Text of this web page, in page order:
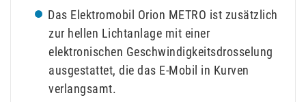
Das Elektromobil Orion METRO ist zusätzlich
zur hellen Lichtanlage mit einer
elektronischen Geschwindigkeitsdrosselung
ausgestattet, die das E-Mobil in Kurven
verlangsamt.